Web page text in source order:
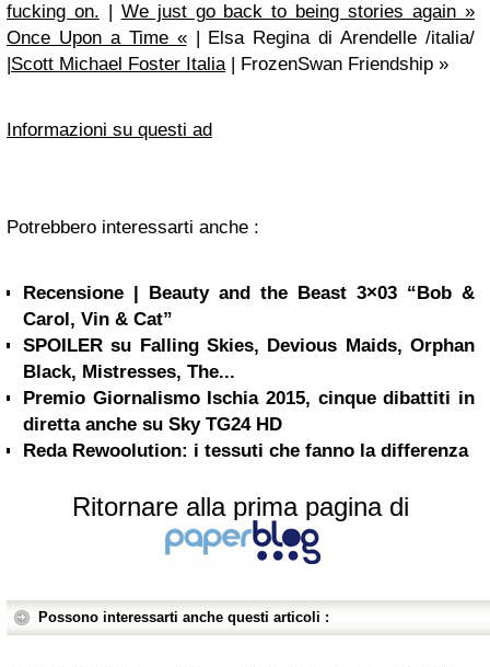
fucking on.
We just go back to being stories again »
Once Upon a Time «| Elsa Regina di Arendelle /italia/
Scott Michael Foster Italia| FrozenSwan Friendship »
Informazioni su questi ad
Potrebbero interessarti anche :
Recensione | Beauty and the Beast 3×03 “Bob &
Carol, Vin & Cat”
SPOILER su Falling Skies, Devious Maids, Orphan
Black, Mistresses, The...
Premio Giornalismo Ischia 2015, cinque dibattiti in
diretta anche su Sky TG24 HD
Reda Rewoolution: i tessuti che fanno la differenza
Ritornare alla prima pagina di
Possono interessarti anche questi articoli :